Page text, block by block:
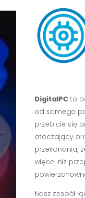
DigitalPCto
od samego
przebicie się
otaczający
przekonania,
więcej niż
Nasz zespół